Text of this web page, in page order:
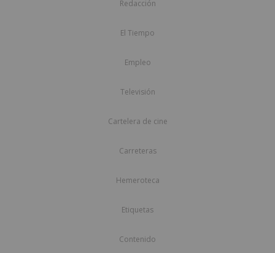
Redacción
El Tiempo
Empleo
Televisión
Cartelera de cine
Carreteras
Hemeroteca
Etiquetas
Contenido